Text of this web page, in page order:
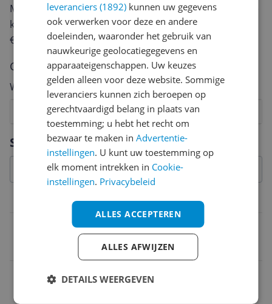
Specificaties
Levering
Verpakkingsinhoud
DualSense® Wireless Controller
Met jouw mening help je andere bezoekers een betere
keuze te maken én maak je iedere maand kans op
€250,-!
Klik hier voor de actievoorwaarden.
Cijfer
Welk cijfer geef jij dit product?
8
7
6
5
4
3
2
Vraag 1 van 4
leveranciers (1892) kunnen uw gegevens
ook verwerken voor deze en andere
doeleinden, waaronder het gebruik van
nauwkeurige geolocatiegegevens en
apparaateigenschappen. Uw keuzes
gelden alleen voor deze website. Sommige
leveranciers kunnen zich beroepen op
gerechtvaardigd belang in plaats van
toestemming; u hebt het recht om
bezwaar te maken inAdvertentie-
instellingen. U kunt uw toestemming op
elk moment intrekken in Cookie-
instellingen. Privacybeleid
ALLES ACCEPTEREN
ALLES AFWIJZEN
DETAILS WEERGEVEN